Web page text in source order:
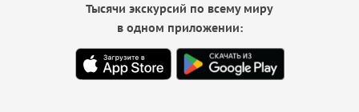
Тысячи экскурсий по всему миру
в одном приложении: